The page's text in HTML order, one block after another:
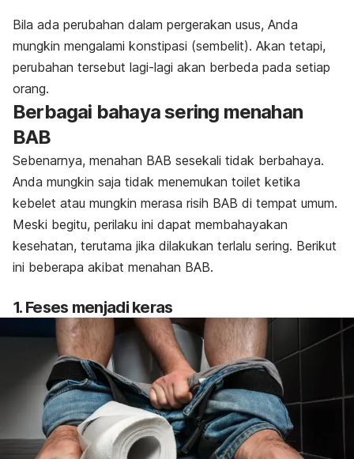
Bila ada perubahan dalam pergerakan usus, Anda
mungkin mengalami konstipasi (sembelit). Akan tetapi,
perubahan tersebut lagi-lagi akan berbeda pada setiap
orang.
Berbagai bahaya sering menahan
BAB
Sebenarnya, menahan BAB sesekali tidak berbahaya.
Anda mungkin saja tidak menemukan toilet ketika
kebelet atau mungkin merasa risih BAB di tempat umum.
Meski begitu, perilaku ini dapat membahayakan
kesehatan, terutama jika dilakukan terlalu sering. Berikut
ini beberapa akibat menahan BAB.
1. Feses menjadi keras